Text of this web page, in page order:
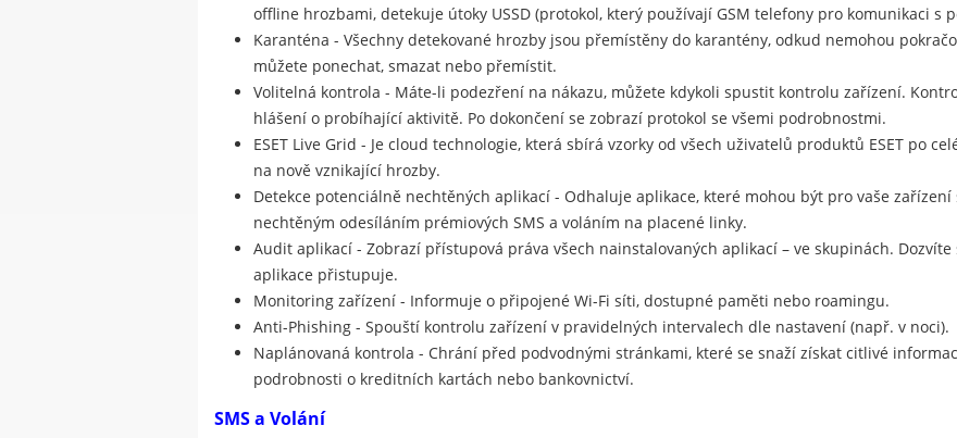
offline hrozbami, detekuje útoky USSD (protokol, který používají GSM telefony pro komunikaci s
Karanténa - Všechny detekované hrozby jsou přemístěny do karantény, odkud nemohou
můžete ponechat, smazat nebo přemístit.
Volitelná kontrola - Máte-li podezření na nákazu, můžete kdykoli spustit kontrolu zařízení.
hlášení o probíhající aktivitě. Po dokončení se zobrazí protokol se všemi podrobnostmi.
ESET Live Grid - Je cloud technologie, která sbírá vzorky od všech uživatelů produktů ESET po
na nově vznikající hrozby.
Detekce potenciálně nechtěných aplikací - Odhaluje aplikace, které mohou být pro vaše
nechtěným odesíláním prémiových SMS a voláním na placené linky.
Audit aplikací - Zobrazí přístupová práva všech nainstalovaných aplikací – ve skupinách.
aplikace přistupuje.
Monitoring zařízení - Informuje o připojené Wi-Fi síti, dostupné paměti nebo roamingu.
Anti-Phishing - Spouští kontrolu zařízení v pravidelných intervalech dle nastavení (např. v noci).
Naplánovaná kontrola - Chrání před podvodnými stránkami, které se snaží získat citlivé
podrobnosti o kreditních kartách nebo bankovnictví.
SMS a Volání